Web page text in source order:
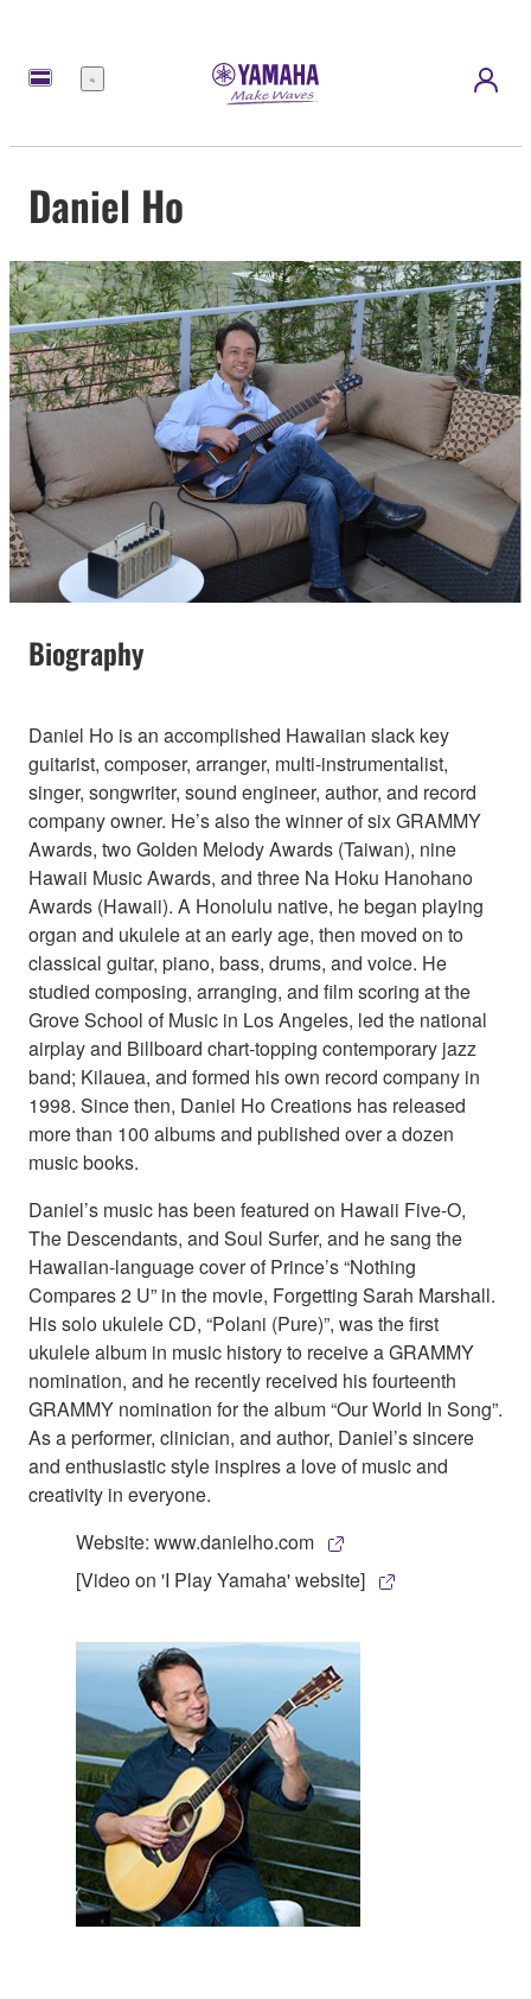
Meny
Daniel Ho
Biography
Daniel Ho is an accomplished Hawaiian slack key
guitarist, composer, arranger, multi-instrumentalist,
singer, songwriter, sound engineer, author, and record
company owner. He’s also the winner of six GRAMMY
Awards, two Golden Melody Awards (Taiwan), nine
Hawaii Music Awards, and three Na Hoku Hanohano
Awards (Hawaii). A Honolulu native, he began playing
organ and ukulele at an early age, then moved on to
classical guitar, piano, bass, drums, and voice. He
studied composing, arranging, and film scoring at the
Grove School of Music in Los Angeles, led the national
airplay and Billboard chart-topping contemporary jazz
band; Kilauea, and formed his own record company in
1998. Since then, Daniel Ho Creations has released
more than 100 albums and published over a dozen
music books.
Daniel’s music has been featured on Hawaii Five-O,
The Descendants, and Soul Surfer, and he sang the
Hawaiian-language cover of Prince’s “Nothing
Compares 2 U” in the movie, Forgetting Sarah Marshall.
His solo ukulele CD, “Polani (Pure)”, was the first
ukulele album in music history to receive a GRAMMY
nomination, and he recently received his fourteenth
GRAMMY nomination for the album “Our World In Song”.
As a performer, clinician, and author, Daniel’s sincere
and enthusiastic style inspires a love of music and
creativity in everyone.
Website: www.danielho.com
[Video on 'I Play Yamaha' website]